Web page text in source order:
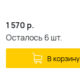
1 570 р.
Осталось 6 шт.
В корзину